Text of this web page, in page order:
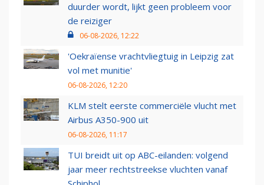
duurder wordt, lijkt geen probleem voor
de reiziger
06-08-2026, 12:22
'Oekraïense vrachtvliegtuig in Leipzig zat
vol met munitie'
06-08-2026, 12:20
KLM stelt eerste commerciële vlucht met
Airbus A350-900 uit
06-08-2026, 11:17
TUI breidt uit op ABC-eilanden: volgend
jaar meer rechtstreekse vluchten vanaf